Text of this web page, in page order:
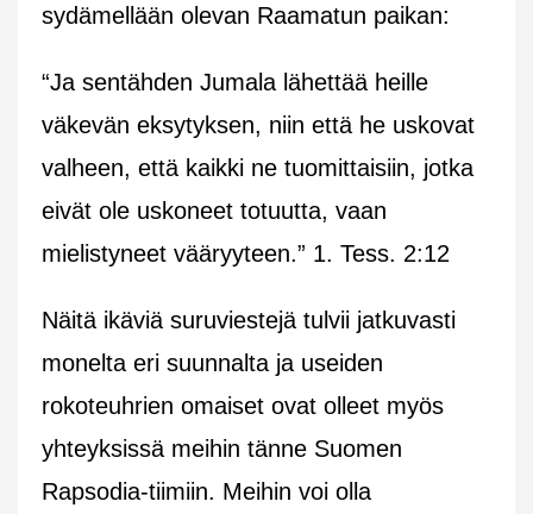
sydämellään olevan Raamatun paikan:
“Ja sentähden Jumala lähettää heille
väkevän eksytyksen, niin että he uskovat
valheen, että kaikki ne tuomittaisiin, jotka
eivät ole uskoneet totuutta, vaan
mielistyneet vääryyteen.” 1. Tess. 2:12
Näitä ikäviä suruviestejä tulvii jatkuvasti
monelta eri suunnalta ja useiden
rokoteuhrien omaiset ovat olleet myös
yhteyksissä meihin tänne Suomen
Rapsodia-tiimiin. Meihin voi olla